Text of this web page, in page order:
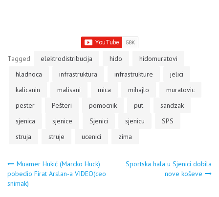
Tagged elektrodistribucija hido
hidomuratovi
hladnoca
infrastruktura infrastrukture
jelici
kalicanin
malisani mica mihajlo
muratovic
pester
Pešteri pomocnik put
sandzak
sjenica
sjenice Sjenici sjenicu
SPS
struja
struje ucenici zima
Navigacija
članaka
Muamer Hukić (Marcko Huck)
pobedio Firat Arslan-a VIDEO(ceo
snimak)
Sportska hala u Sjenici dobila
nove koševe